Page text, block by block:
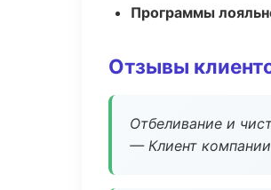
Программы
Отзывы
Отбеливание и
— Клиент компании